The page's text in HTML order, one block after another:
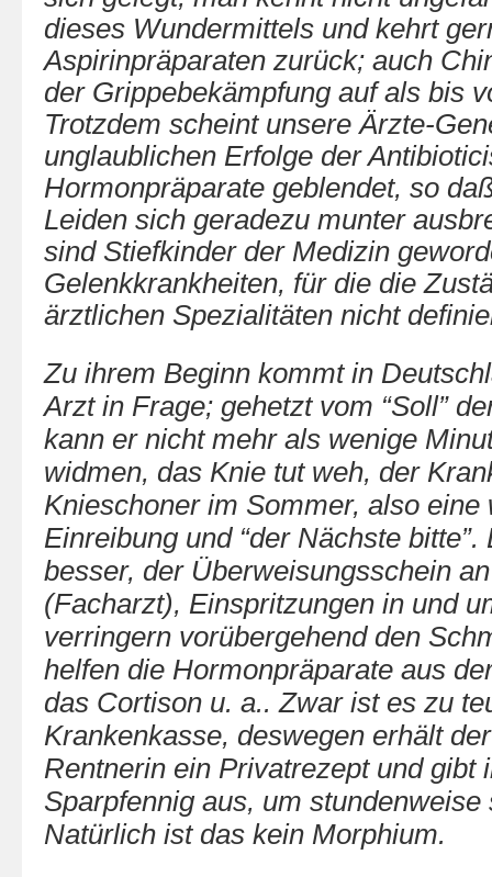
dieses Wundermittels und kehrt
Aspirinpräparaten zurück; auch
der Grippebekämpfung auf als bis
Trotzdem scheint unsere Ärzte-
unglaublichen Erfolge der
Hormonpräparate geblendet, so
Leiden sich geradezu munter
sind Stiefkinder der Medizin
Gelenkkrankheiten, für die die
ärztlichen Spezialitäten nicht
Zu ihrem Beginn kommt in
Arzt in Frage; gehetzt vom “Soll”
kann er nicht mehr als wenige
widmen, das Knie tut weh, der
Knieschoner im Sommer, also eine
Einreibung und “der Nächste
besser, der Überweisungsschein
(Facharzt), Einspritzungen in und
verringern vorübergehend den
helfen die Hormonpräparate aus
das Cortison u. a.. Zwar ist es zu
Krankenkasse, deswegen erhält
Rentnerin ein Privatrezept und gibt
Sparpfennig aus, um
Natürlich ist das kein Morphium.